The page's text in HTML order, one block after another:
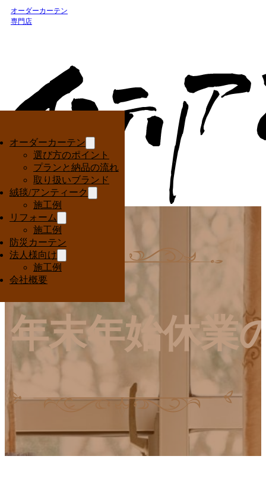
オーダーカーテン
専門店
オーダーカーテン
選び方のポイント
プランと納品の流れ
取り扱いブランド
絨毯/アンティーク
施工例
リフォーム
施工例
防災カーテン
法人様向け
施工例
会社概要
Interior Ota
年末年始休業